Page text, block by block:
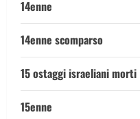
14enne
14enne scomparso
15 ostaggi israeliani morti
15enne